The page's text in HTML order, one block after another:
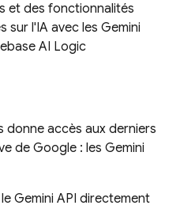
et des fonctionnalités
sur l'IA avec les Gemini
AI Logic
donne accès aux derniers
de Google : les Gemini
Gemini API directement